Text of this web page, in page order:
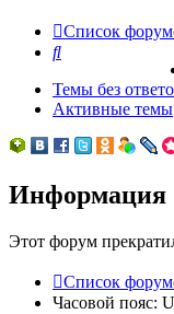
Список
Поиск
Темы без
Активные темы
Информация
Этот форум
Список
Часовой пояс: